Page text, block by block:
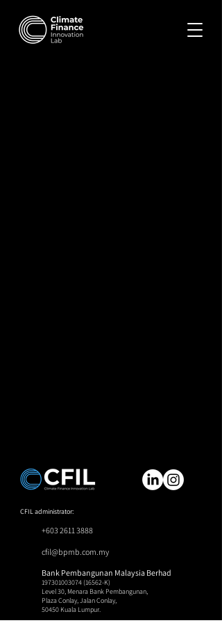
CFIL administrator:
+603 2611 3888
cfil@bpmb.com.my
Bank Pembangunan Malaysia Berhad
197301003074 (16562-K)
Level 30, Menara Bank Pembangunan,
Plaza Conlay, Jalan Conlay,
50450 Kuala Lumpur.